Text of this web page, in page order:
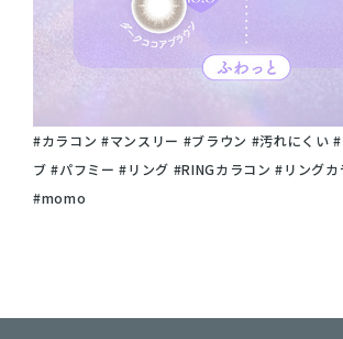
#カラコン #マンスリー #ブラウン #汚れにくい
ブ #パフミー #リング #RINGカラコン #リングカ
#momo